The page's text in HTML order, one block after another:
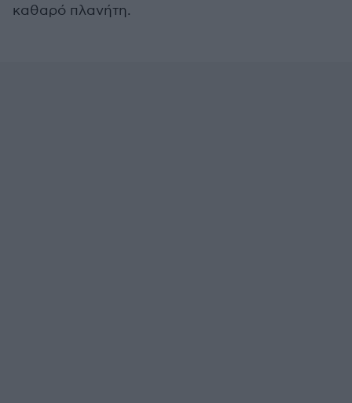
καθαρό πλανήτη.